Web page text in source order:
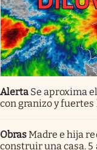
Alerta Se aproxima
con granizo y
ObrasMadre e hija
construir una casa.